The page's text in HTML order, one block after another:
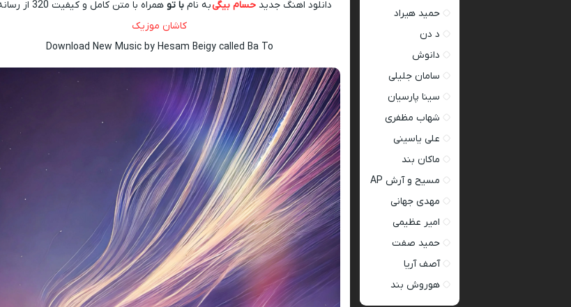
دانلود اهنگ جدید حسام بیگیبه نام با توهمراه با متن کامل و کیفیت 320 از رسانه ی
کاشان موزیک
Download New Music by Hesam Beigy called Ba To
حمید هیراد
د دن
دانوش
سامان جلیلی
سینا پارسیان
شهاب مظفری
علی یاسینی
ماکان بند
مسیح و آرش AP
مهدی جهانی
امیر عظیمی
حمید صفت
آصف آریا
هوروش بند